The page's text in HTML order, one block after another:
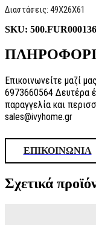
Διαστάσεις: 49X26X61
SKU:
Επικοινωνείτε μαζί
6973660564 Δευτέρα
παραγγελία και
sales@ivyhome.gr
ΕΠΙΚΟΙΝΩΝΙΑ
Σχετικά